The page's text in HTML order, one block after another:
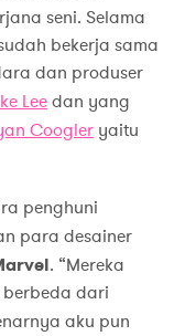
seni. Selama
bekerja sama
dan produser
Leedan yang
Coogler yaitu
penghuni
para desainer
. “Mereka
dari
aku pun